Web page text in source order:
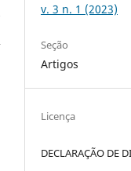
v. 3 n. 1 (2023)
Seção
Artigos
Licença
DECLARAÇÃO DE